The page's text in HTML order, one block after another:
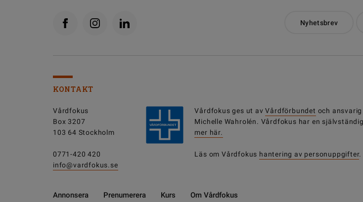
Nyhetsbrev
KONTAKT
Vårdfokus
Box 3207
103 64 Stockholm
0771-420 420
info@vardfokus.se
Vårdfokus ges ut avVårdförbundet och
Michelle Wahrolén. Vårdfokus har en
mer här.
Läs om Vårdfokus hantering av personuppgifter.
Annonsera Prenumerera Kurs Om Vårdfokus